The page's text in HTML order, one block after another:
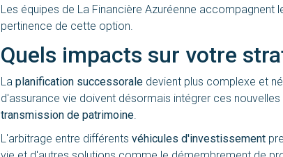
Les équipes de La Financière Azuréenne accompagnent
pertinence de cette option.
Quels impacts sur votre
La planification successorale devient plus complexe et
d'assurance vie doivent désormais intégrer ces
transmission de patrimoine.
L'arbitrage entre différents véhicules d'investissement